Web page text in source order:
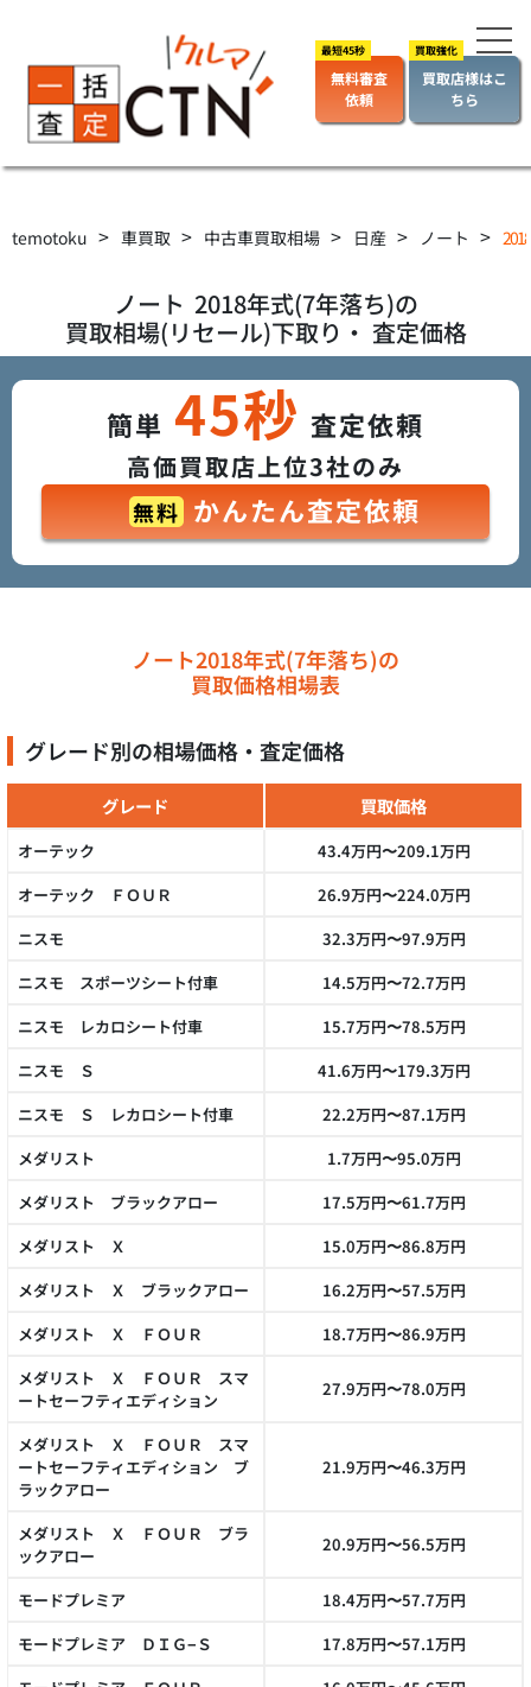
無料審査
依頼
買取店様はこ
ちら
temotoku > 車買取 > 中古車買取相場 > 日産 > ノート >
ノート 2018年式(7年落ち)の
買取相場(リセール)下取り・ 査定価格
簡単 45秒 査定依頼
高価買取店上位3社のみ
無料 かんたん査定依頼
ノート2018年式(7年落ち)の
買取価格相場表
グレード別の相場価格・査定価格
グレード 買取価格
オーテック
43.4万円〜209.1万円
オーテック ＦＯＵＲ
26.9万円〜224.0万円
ニスモ
32.3万円〜97.9万円
ニスモ スポーツシート付車
14.5万円〜72.7万円
ニスモ レカロシート付車
15.7万円〜78.5万円
ニスモ Ｓ
41.6万円〜179.3万円
ニスモ Ｓ レカロシート付車
22.2万円〜87.1万円
メダリスト
1.7万円〜95.0万円
メダリスト ブラックアロー
17.5万円〜61.7万円
メダリスト Ｘ
15.0万円〜86.8万円
メダリスト Ｘ ブラックアロー
16.2万円〜57.5万円
メダリスト Ｘ ＦＯＵＲ
18.7万円〜86.9万円
メダリスト Ｘ ＦＯＵＲ スマ
ートセーフティエディション
27.9万円〜78.0万円
メダリスト Ｘ ＦＯＵＲ スマ
ートセーフティエディション ブ
ラックアロー
21.9万円〜46.3万円
メダリスト Ｘ ＦＯＵＲ ブラ
ックアロー
20.9万円〜56.5万円
モードプレミア
18.4万円〜57.7万円
モードプレミア ＤＩＧ−Ｓ
17.8万円〜57.1万円